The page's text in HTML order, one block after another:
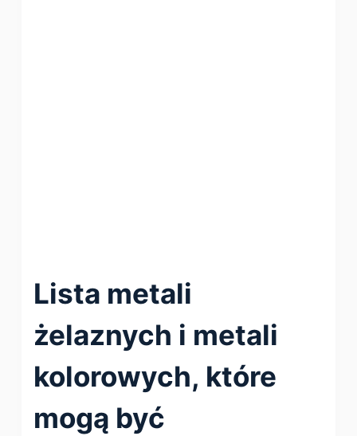
Lista metali
żelaznych i metali
kolorowych, które
mogą być